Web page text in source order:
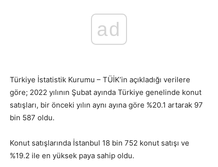
ad
Türkiye İstatistik Kurumu – TÜİK’in açıkladığı verilere
göre; 2022 yılının Şubat ayında Türkiye genelinde konut
satışları, bir önceki yılın aynı ayına göre %20.1 artarak 97
bin 587 oldu.
Konut satışlarında İstanbul 18 bin 752 konut satışı ve
%19.2 ile en yüksek paya sahip oldu.